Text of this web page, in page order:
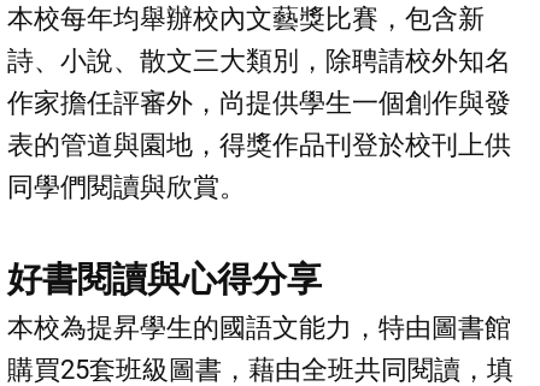
本校每年均舉辦校內文藝獎比賽，包含新
詩、小說、散文三大類別，除聘請校外知名
作家擔任評審外，尚提供學生一個創作與發
表的管道與園地，得獎作品刊登於校刊上供
同學們閱讀與欣賞。
好書閱讀與心得分享
本校為提昇學生的國語文能力，特由圖書館
購買25套班級圖書，藉由全班共同閱讀，填